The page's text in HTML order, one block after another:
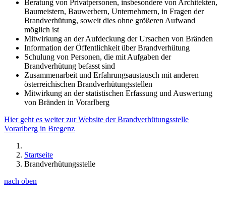
Beratung von Privatpersonen, insbesondere von Architekten,
Baumeistern, Bauwerbern, Unternehmern, in Fragen der
Brandverhütung, soweit dies ohne größeren Aufwand
möglich ist
Mitwirkung an der Aufdeckung der Ursachen von Bränden
Information der Öffentlichkeit über Brandverhütung
Schulung von Personen, die mit Aufgaben der
Brandverhütung befasst sind
Zusammenarbeit und Erfahrungsaustausch mit anderen
österreichischen Brandverhütungsstellen
Mitwirkung an der statistischen Erfassung und Auswertung
von Bränden in Vorarlberg
Hier geht es weiter zur Website der Brandverhütungsstelle
Vorarlberg in Bregenz
Startseite
Brandverhütungsstelle
nach oben